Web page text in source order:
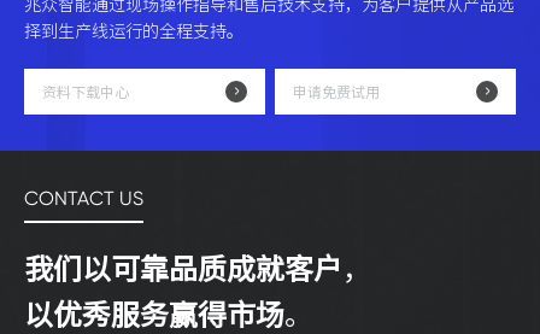
择到生产线运行的全程支持。
资料下载中心 申请免费试用
CONTACT US
我们以可靠品质成就客户 ，
以优秀服务赢得市场。